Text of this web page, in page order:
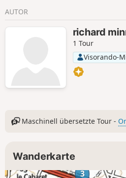
AUTOR
richard
1 Tour
Visorando-
Maschinell übersetzte Tour -
Wanderkarte
3